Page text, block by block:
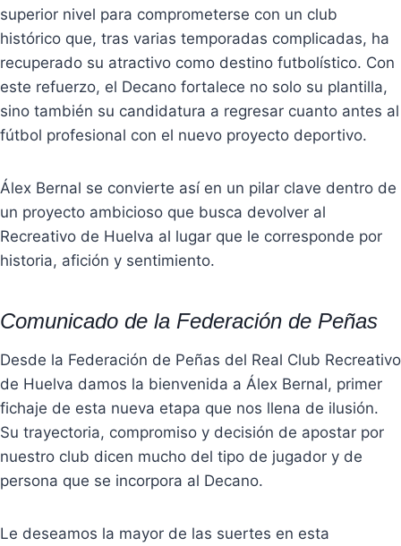
superior nivel para comprometerse con un club
histórico que, tras varias temporadas complicadas, ha
recuperado su atractivo como destino futbolístico. Con
este refuerzo, el Decano fortalece no solo su plantilla,
sino también su candidatura a regresar cuanto antes al
fútbol profesional con el nuevo proyecto deportivo.
Álex Bernal se convierte así en un pilar clave dentro de
un proyecto ambicioso que busca devolver al
Recreativo de Huelva al lugar que le corresponde por
historia, afición y sentimiento.
Comunicado de la Federación de Peñas
Desde la Federación de Peñas del Real Club Recreativo
de Huelva damos la bienvenida a Álex Bernal, primer
fichaje de esta nueva etapa que nos llena de ilusión.
Su trayectoria, compromiso y decisión de apostar por
nuestro club dicen mucho del tipo de jugador y de
persona que se incorpora al Decano.
Le deseamos la mayor de las suertes en esta